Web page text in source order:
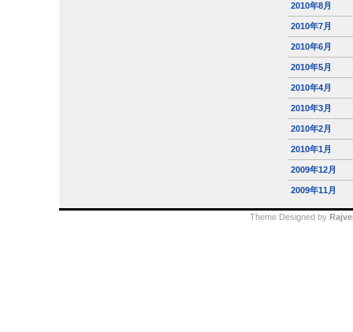
2010年8月
2010年7月
2010年6月
2010年5月
2010年4月
2010年3月
2010年2月
2010年1月
2009年12月
2009年11月
Theme Designed by